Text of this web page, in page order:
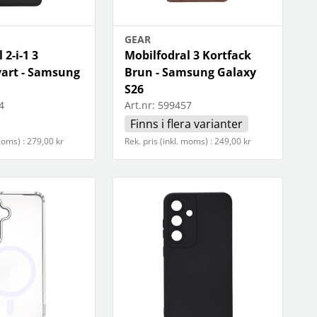
& video
garage och portkontroll
kamera och tillbehör
sensorer och väggkontakter
smart belysning
temperaturstyrning
i-1 3
- Samsung
: 279,00 kr
GEAR
Mobilfodral 3 Kortfack
Brun - Samsung Galaxy
S26
Art.nr: 599457
Finns i flera varianter
Rek. pris (inkl. moms) : 249,00 kr